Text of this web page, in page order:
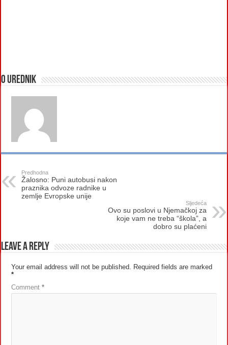
O urednik
Predhodna
Žalosno: Puni autobusi nakon
praznika odvoze radnike u
zemlje Evropske unije
Sljedeća
Ovo su poslovi u Njemačkoj za
koje vam ne treba “škola”, a
dobro su plaćeni
Leave a Reply
Your email address will not be published.
Required fields are marked
*
Comment*